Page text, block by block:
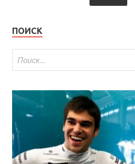
ПОИСК